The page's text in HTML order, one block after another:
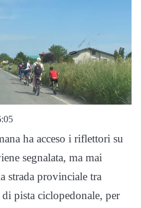
ha acceso i riflettori su
segnalata, ma mai
strada provinciale tra
pista ciclopedonale, per